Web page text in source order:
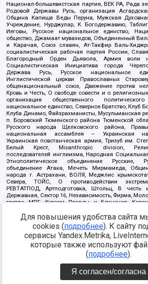
Национал-большевистская партия, ВЕК РА, Рада
Родовой Державы Русь, организация
Община Капища Веды Перуна, Мужская
Учреждение, Нурджулар, К Богодержавию,
Иеговы, Русское национальное единство,
общество, Джамаат мувахидов, Объединенный
и Карачая, Союз славян, Ат-Такфир Валь-
социалистическая рабочая партия России,
Благородный Орден Дьявола, Армия воли
Социалистическая Инициатива города
Держава Русь, Русское национальное
Инглистической церкви Православных
общенациональный союз, Движение против
Кровь и Честь, О свободе совести и о
организация общественного
национальное единство, Северное Братство, Клуб
Клуба Динамо, Файзрахманисты, Мусульманская
п. Боровский Тюменского района Тюменской
Русского народа Щелковского района,
национальная ассамблея – Украинская
Украинская повстанческая армия, Тризуб им.
Белый Крест, Misanthropic division,
последователей инглиизма, Народная
Этнополитическое объединение Русские,
объединение Атака, Мечеть Мирмамеда,
народа г. Астрахани, ВОЛЯ, Меджлис
Севера, ТОЙС, О противодействии
РЕВТАТПОД, Артподготовка, Штольц, В честь
Державная, Сектор 16, Независимость, Фирма,
группа МПГ, Курсом Правды и Единения,
Благотворительный пансионат Ак Умут,
Арестантское уголовное единство, Башкорт, Нация
Дафа, Иртыш Ultras, Русский Патриотический
Сибирский державный союз, Фонд борьбы с
граждан, Штабы Навального, Совет граждан СССР
https://minjust.gov.ru/ru/
Для повышения удобства сайта
cookies (подробнее). К сайту
сервисы Yandex.Metrika,
которые также используют
(подробнее).
Я согласен/согласна